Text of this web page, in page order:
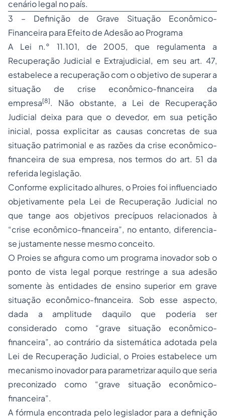
cenário legal no país.
3 – Definição de Grave Situação Econômico-
Financeira para Efeito de Adesão ao Programa
A Lei n.° 11.101, de 2005, que regulamenta a
Recuperação Judicial e Extrajudicial, em seu art. 47,
estabelece a recuperação com o objetivo de superar a
situação de crise econômico-financeira da
empresa[8]. Não obstante, a Lei de Recuperação
Judicial deixa para que o devedor, em sua petição
inicial, possa explicitar as causas concretas de sua
situação patrimonial e as razões da crise econômico-
financeira de sua empresa, nos termos do art. 51 da
referida legislação.
Conforme explicitado alhures, o Proies foi influenciado
objetivamente pela Lei de Recuperação Judicial no
que tange aos objetivos precípuos relacionados à
“crise econômico-financeira”, no entanto, diferencia-
se justamente nesse mesmo conceito.
O Proies se afigura como um programa inovador sob o
ponto de vista legal porque restringe a sua adesão
somente às entidades de ensino superior em grave
situação econômico-financeira. Sob esse aspecto,
dada a amplitude daquilo que poderia ser
considerado como “grave situação econômico-
financeira”, ao contrário da sistemática adotada pela
Lei de Recuperação Judicial, o Proies estabelece um
mecanismo inovador para parametrizar aquilo que seria
preconizado como “grave situação econômico-
financeira”.
A fórmula encontrada pelo legislador para a definição